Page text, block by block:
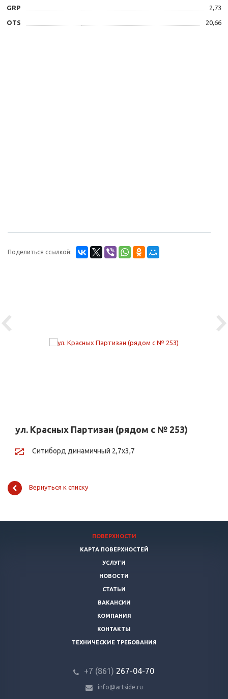
GRP 2,73
OTS 20,66
Поделиться ссылкой:
Previous
ул. Красных Партизан (рядом с № 253)
Ситиборд динамичный 2,7х3,7
Вернуться к списку
ПОВЕРХНОСТИ
КАРТА ПОВЕРХНОСТЕЙ
УСЛУГИ
НОВОСТИ
СТАТЬИ
ВАКАНСИИ
КОМПАНИЯ
КОНТАКТЫ
ТЕХНИЧЕСКИЕ ТРЕБОВАНИЯ
+7 (861) 267-04-70
info@artside.ru